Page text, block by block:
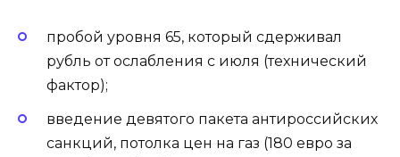
пробой уровня 65, который сдерживал
рубль от ослабления с июля (технический
фактор);
введение девятого пакета антироссийских
санкций, потолка цен на газ (180 евро за